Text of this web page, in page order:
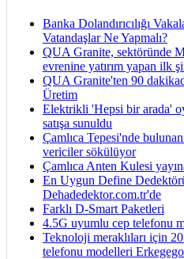
Banka Dolandırıcılığı
Vatandaşlar Ne Yapmalı?
QUA Granite, sektöründe
evrenine yatırım yapan ilk
QUA Granite'ten 90
Üretim
Elektrikli 'Hepsi bir arada'
satışa sunuldu
Çamlıca Tepesi'nde
vericiler sökülüyor
Çamlıca Anten Kulesi
En Uygun Define
Dehadedektor.com.tr'de
Farklı D-Smart Paketleri
4.5G uyumlu cep telefonu
Teknoloji meraklıları için
telefonu modelleri